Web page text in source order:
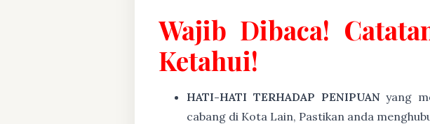
Wajib Dibaca!
Ketahui!
HATI-HATI TERHADAP PENIPUANyang
cabang di Kota Lain, Pastikan anda